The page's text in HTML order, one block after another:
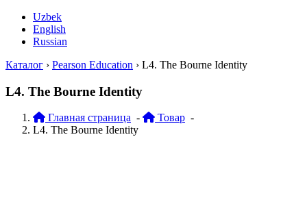
Uzbek
English
Russian
Каталог › Pearson Education › L4. The Bourne Identity
L4. The Bourne Identity
Главная страница - Товар -
L4. The Bourne Identity